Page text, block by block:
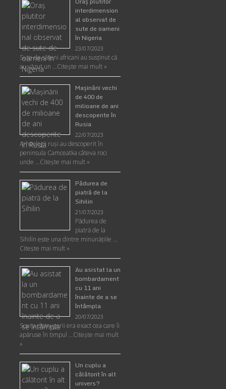
interdimension
al observat de
sute de oameni
în Nigeria
23/07/2023
Sute de săteni africani au susținut că
au văzut un …Citește mai mult »
Maşinării vechi
de 400 de
milioane de ani
descoperite în
Rusia
22/07/2023
Arheologii ruşi au descoperit în
peninsula Camceatka câteva roci
unde …Citește mai mult »
Pădurea de
piatră de la
Sihilin
21/07/2023
Pădurea de
piatră de la
Sihilin este una dintre minunăţiile …
Citește mai mult »
Au asistat la un
bombardament
cu 11 ani
înainte de a se
întâmpla
20/07/2023
Scena distrugerii era exact cea care îi
apăruse în timpul …Citește mai mult
»
Un cuplu a
călătorit în alt
univers?